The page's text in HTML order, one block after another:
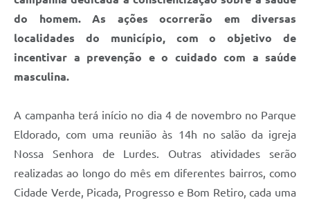
do homem. As ações ocorrerão em diversas
localidades do município, com o objetivo de
incentivar a prevenção e o cuidado com a saúde
masculina.
A campanha terá início no dia 4 de novembro no Parque
Eldorado, com uma reunião às 14h no salão da igreja
Nossa Senhora de Lurdes. Outras atividades serão
realizadas ao longo do mês em diferentes bairros, como
Cidade Verde, Picada, Progresso e Bom Retiro, cada uma